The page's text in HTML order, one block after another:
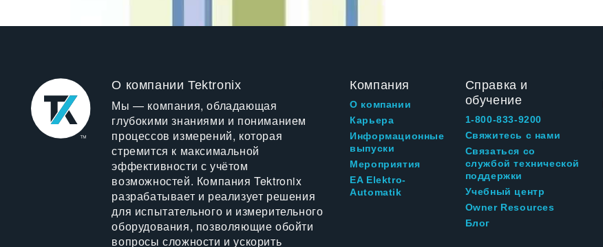
О компании Tektronix
Мы — компания, обладающая
глубокими знаниями и пониманием
процессов измерений, которая
стремится к максимальной
эффективности с учётом
возможностей. Компания Tektronix
разрабатывает и реализует решения
для испытательного и измерительного
оборудования, позволяющие обойти
вопросы сложности и ускорить
Компания
О компании
Карьера
Информационные
выпуски
Мероприятия
EA Elektro-
Automatik
Справка и
обучение
1-800-833-9200
Свяжитесь с нами
Связаться со
службой технической
поддержки
Учебный центр
Owner Resources
Блог